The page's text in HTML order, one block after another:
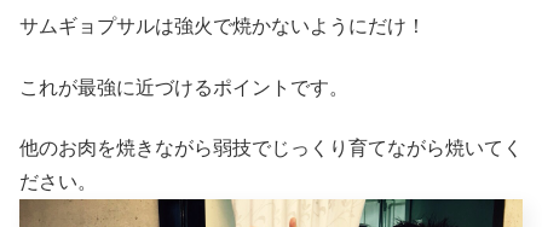
サムギョプサルは強火で焼かないようにだけ！
これが最強に近づけるポイントです。
他のお肉を焼きながら弱技でじっくり育てながら焼いてく
ださい。